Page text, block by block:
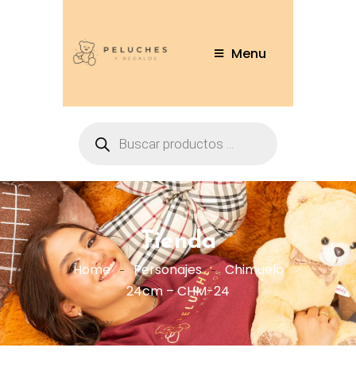
Menu
Tienda
Home Personajes
Chimuelo
24cm – CHM-24